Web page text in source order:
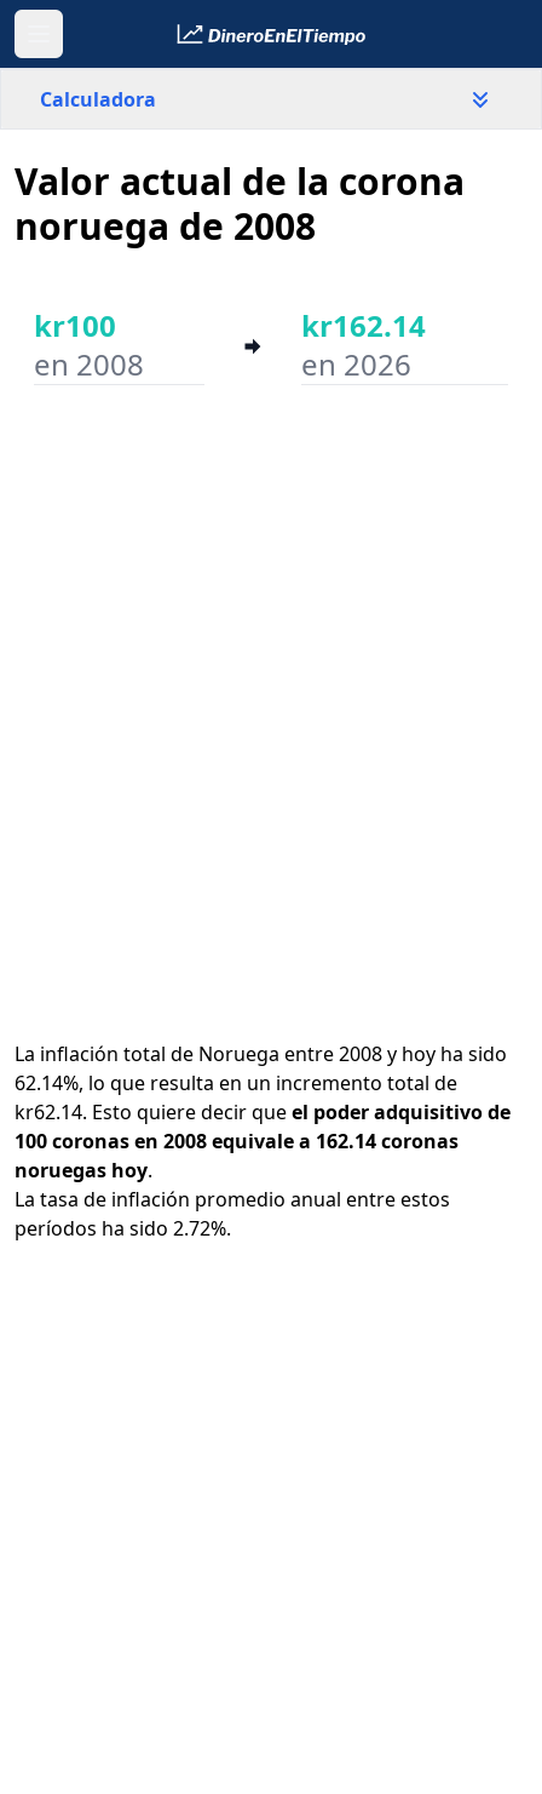
Calculadora
País
Año inicial
Valor actual de la corona
noruega de 2008
kr100
en 2008
kr162.14
en 2026
La inflación total de Noruega entre 2008 y hoy ha sido
62.14%, lo que resulta en un incremento total de
kr62.14. Esto quiere decir queel poder adquisitivo de
100 coronas en 2008 equivale a 162.14 coronas
noruegas hoy.
La tasa de inflación promedio anual entre estos
períodos ha sido 2.72%.